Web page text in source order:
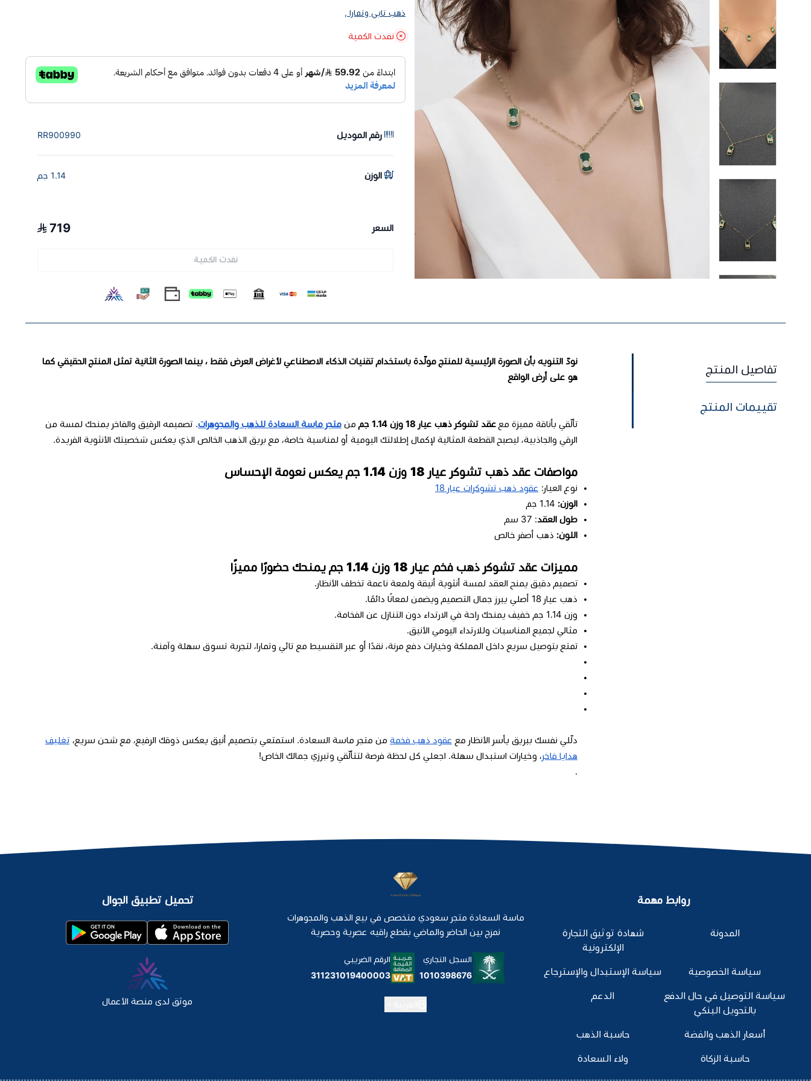
ذهب تابي وتمارا ,
نفدت الكمية
رقم الموديل RR900990
الوزن 1.14 جم
السعر 719
نفدت الكمية
تفاصيل المنتج
تقييمات المنتج
نودّ التنويه بأن الصورة الرئيسية للمنتج مولّدة باستخدام تقنيات الذكاء الاصطناعي لأغراض العرض فقط ، بينما الصورة الثانية تمثل المنتج الحقيقي كما
هو على أرض الواقع
تألّقي بأناقة مميزة مع عقد تشوكر ذهب عيار 18 وزن 1.14 جم من متجر ماسة السعادة للذهب والمجوهرات. تصميمه الرقيق والفاخر يمنحك لمسة من
الرقي والجاذبية، ليصبح القطعة المثالية لإكمال إطلالتك اليومية أو لمناسبة خاصة، مع بريق الذهب الخالص الذي يعكس شخصيتك الأنثوية الفريدة.
مواصفات عقد ذهب تشوكر عيار 18 وزن 1.14 جم يعكس نعومة الإحساس
نوع العيار: عقود ذهب تشوكرات عيار 18
الوزن:
طول العقد: 37 سم
اللون: ذهب أصفر خالص
مميزات عقد تشوكر ذهب فخم عيار 18 وزن 1.14 جم يمنحك حضورًا مميزًا
تصميم دقيق يمنح العقد لمسة أنثوية أنيقة ولمعة ناعمة تخطف الأنظار.
ذهب عيار 18 أصلي يبرز جمال التصميم ويضمن لمعانًا دائمًا.
وزن 1.14 جم خفيف يمنحك راحة في الارتداء دون التنازل عن الفخامة.
مثالي لجميع المناسبات وللارتداء اليومي الأنيق.
تمتع بتوصيل سريع داخل المملكة وخيارات دفع مرنة، نقدًا أو عبر التقسيط مع تائي وتمارا، لتجربة تسوق سهلة وآمنة.
دلّلي نفسك ببريق يأسر الأنظار مع عقود ذهب فخمة من متجر ماسة السعادة. استمتعي بتصميم أنيق يعكس ذوقك الرفيع، مع شحن سريع، تغليف
هدايا فاخر، وخيارات استبدال سهلة. اجعلي كل لحظة فرصة لتتألّقي وتبرزي جمالك الخاص!
.
روابط مهمة
المدونة
شهادة توثيق التجارة
الإلكترونية
سياسة الخصوصية سياسة الإستبدال والإسترجاع
سياسة التوصيل في حال الدفع
بالتحويل البنكي
الدعم
أسعار الذهب والفضة حاسبة الذهب
حاسبة الزكاة ولاء السعادة
ماسة السعادة متجر سعودي متخصص في بيع الذهب والمجوهرات
نمزج بين الحاضر والماضي بقطع راقيه عصرية وحصرية
السجل التجاري
1010398676
الرقم الضريبي
311231019400003
تحميل تطبيق الجوال
موثق لدى منصة الأعمال